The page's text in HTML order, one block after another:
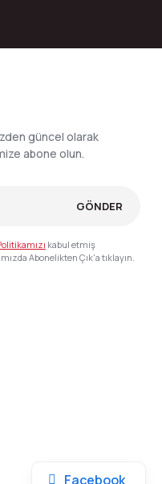
güncel olarak
abone olun.
GÖNDER
kabul etmiş
Abonelikten Çık'a tıklayın.
Facebook